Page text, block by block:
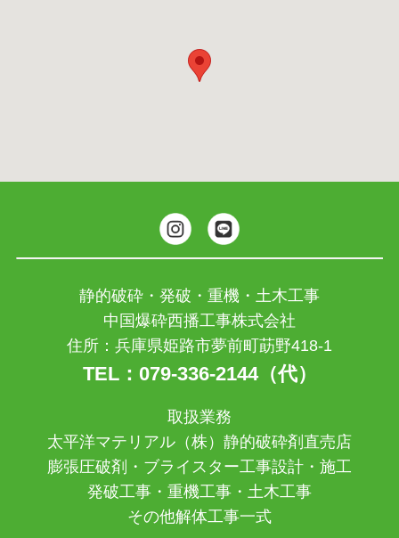
静的破砕・発破・重機・土木工事
中国爆砕西播工事株式会社
住所：兵庫県姫路市夢前町莇野418-1
TEL：079-336-2144（代）
取扱業務
太平洋マテリアル（株）静的破砕剤直売店
膨張圧破剤・ブライスター工事設計・施工
発破工事・重機工事・土木工事
その他解体工事一式